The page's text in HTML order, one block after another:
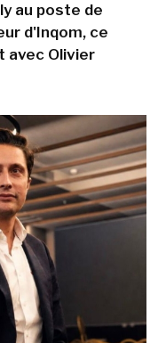
au poste de
d'Inqom, ce
avec Olivier